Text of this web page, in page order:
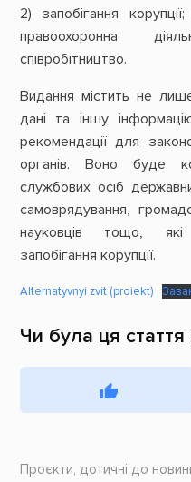
2) запобігання
правоохоронна
співробітництво.
Видання містить не лише
дані та іншу
рекомендації для
органів. Воно буде
службових осіб
самоврядування,
науковців тощо,
запобігання корупції.
Alternatyvnyi zvit (proiekt)
Чи була ця стаття
Проєкти, дотичні до